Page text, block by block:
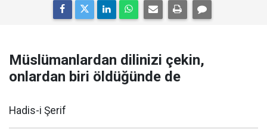
Müslümanlardan dilinizi çekin,
onlardan biri öldüğünde de
Hadis-i Şerif